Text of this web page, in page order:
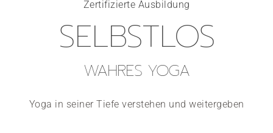
Zertifizierte Ausbildung
SELBSTLOS
WAHRES YOGA
Yoga in seiner Tiefe verstehen und weitergeben